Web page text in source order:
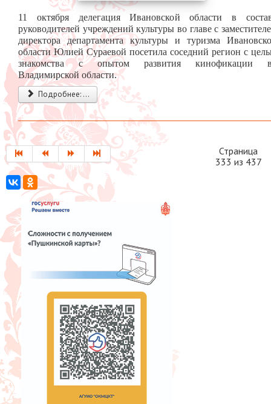
11 октября делегация Ивановской области в
руководителей учреждений культуры во главе с
директора департамента культуры и туризма
области Юлией Сураевой посетила соседний регион с
знакомства с опытом развития кинофикации
Владимирской области.
Подробнее: ...
Страница
333 из 437